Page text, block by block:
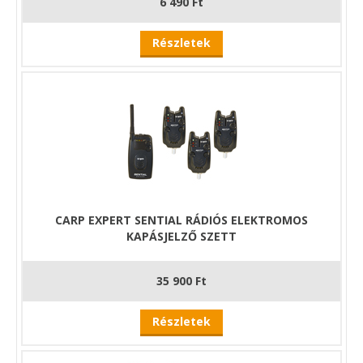
Részletek
CARP EXPERT SENTIAL RÁDIÓS ELEKTROMOS
KAPÁSJELZŐ SZETT
35 900 Ft
Részletek